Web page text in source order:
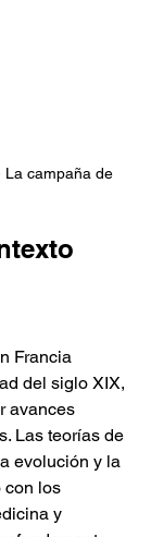
La campaña de
Francia
del siglo XIX,
avances
Las teorías de
evolución y la
con los
y